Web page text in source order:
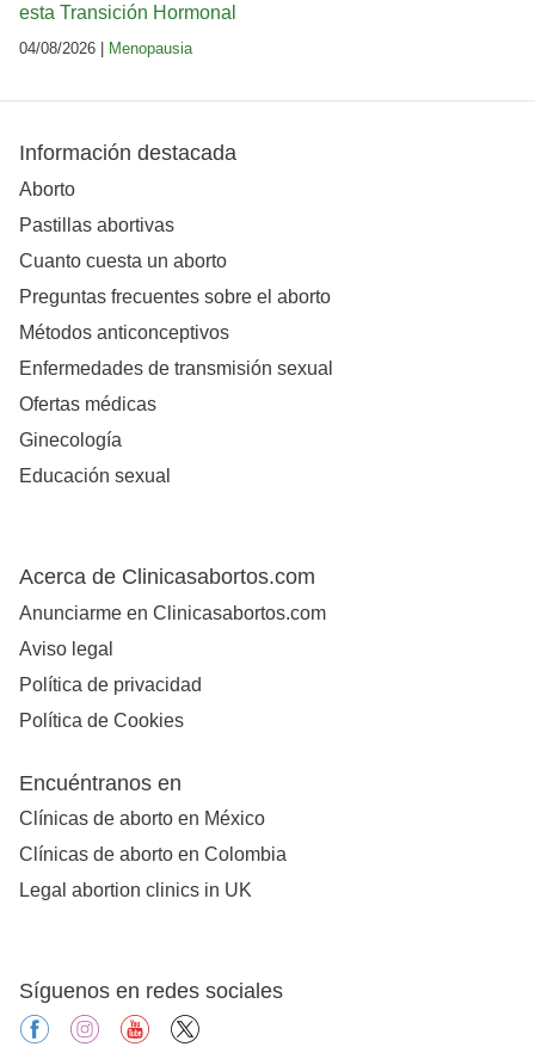
esta Transición Hormonal
04/08/2026 | Menopausia
Información destacada
Aborto
Pastillas abortivas
Cuanto cuesta un aborto
Preguntas frecuentes sobre el aborto
Métodos anticonceptivos
Enfermedades de transmisión sexual
Ofertas médicas
Ginecología
Educación sexual
Acerca de Clinicasabortos.com
Anunciarme en Clinicasabortos.com
Aviso legal
Política de privacidad
Política de Cookies
Encuéntranos en
Clínicas de aborto en México
Clínicas de aborto en Colombia
Legal abortion clinics in UK
Síguenos en redes sociales
facebookinstagramyoutube